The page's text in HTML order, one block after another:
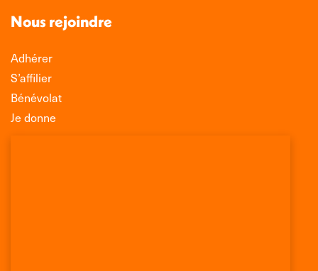
Nous rejoindre
Adhérer
S’affilier
Bénévolat
Je donne